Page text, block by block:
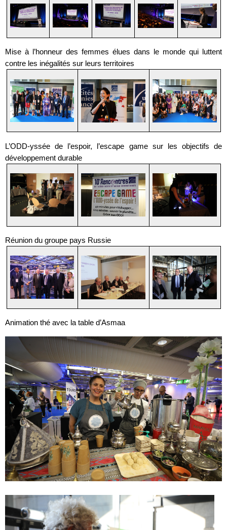
Mise à l’honneur des femmes élues dans le monde qui luttent
contre les inégalités sur leurs territoires
L’ODD-yssée de l’espoir, l’escape game sur les objectifs de
développement durable
Réunion du groupe pays Russie
Animation thé avec la table d’Asmaa